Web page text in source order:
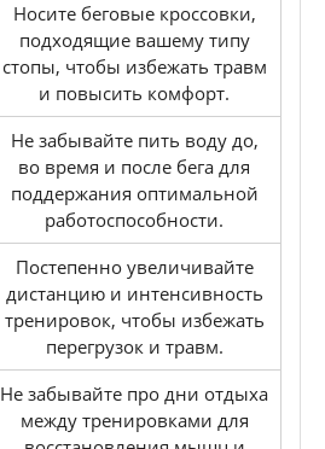
Носите беговые кроссовки,
подходящие вашему типу
стопы, чтобы избежать травм
и повысить комфорт.
Не забывайте пить воду до,
во время и после бега для
поддержания оптимальной
работоспособности.
Постепенно увеличивайте
дистанцию и интенсивность
тренировок, чтобы избежать
перегрузок и травм.
Не забывайте про дни отдыха
между тренировками для